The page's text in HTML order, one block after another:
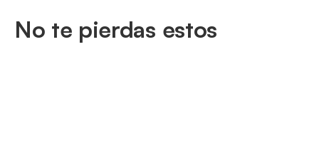
No te pierdas estos